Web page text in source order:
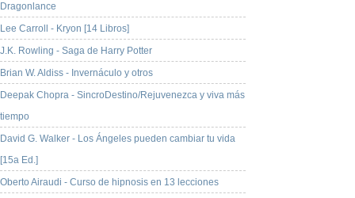
Dragonlance
Lee Carroll - Kryon [14 Libros]
J.K. Rowling - Saga de Harry Potter
Brian W. Aldiss - Invernáculo y otros
Deepak Chopra - SincroDestino/Rejuvenezca y viva más
tiempo
David G. Walker - Los Ángeles pueden cambiar tu vida
[15a Ed.]
Oberto Airaudi - Curso de hipnosis en 13 lecciones